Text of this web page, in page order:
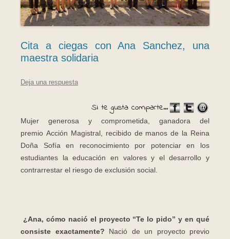
Cita a ciegas con Ana Sanchez, una
maestra solidaria
Deja una respuesta
Si te gusta comparte...
Mujer generosa y comprometida, ganadora del
premio Acción Magistral, recibido de manos de la Reina
Doña Sofía en reconocimiento por potenciar en los
estudiantes la educación en valores y el desarrollo y
contrarrestar el riesgo de exclusión social.
¿Ana, cómo nació el proyecto “Te lo pido” y en qué
consiste exactamente? Nació de un proyecto previo